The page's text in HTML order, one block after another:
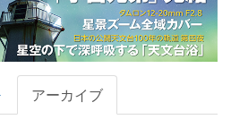
アーカイブ